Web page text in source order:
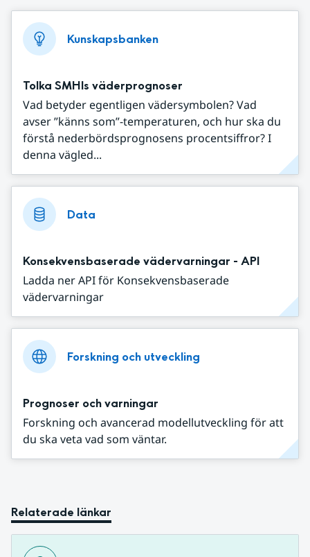
Kunskapsbanken
Tolka SMHIs väderprognoser
Vad betyder egentligen vädersymbolen? Vad
avser ”känns som”-temperaturen, och hur ska du
förstå nederbördsprognosens procentsiffror? I
denna vägled...
Data
Konsekvensbaserade vädervarningar - API
Ladda ner API för Konsekvensbaserade
vädervarningar
Forskning och utveckling
Prognoser och varningar
Forskning och avancerad modellutveckling för att
du ska veta vad som väntar.
Relaterade länkar